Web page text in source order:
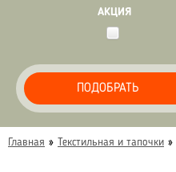
АКЦИЯ
ПОДОБРАТЬ
Главная » Текстильная и тапочки »